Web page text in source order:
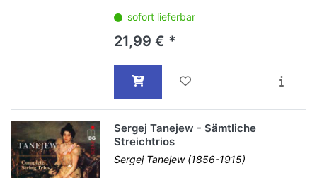
sofort lieferbar
21,99 € *
Sergej Tanejew - Sämtliche
Streichtrios
Sergej Tanejew (1856-1915)